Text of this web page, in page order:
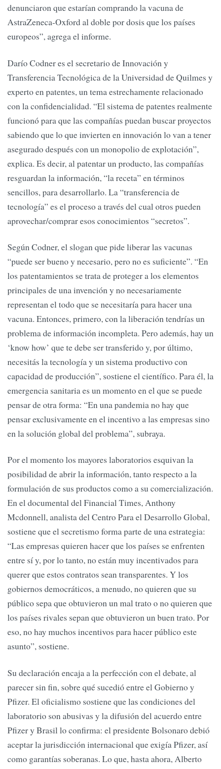
denunciaron que estarían comprando la vacuna de
AstraZeneca-Oxford al doble por dosis que los países
europeos”, agrega el informe.
Darío Codner es el secretario de Innovación y
Transferencia Tecnológica de la Universidad de Quilmes y
experto en patentes, un tema estrechamente relacionado
con la confidencialidad. “El sistema de patentes realmente
funcionó para que las compañías puedan buscar proyectos
sabiendo que lo que invierten en innovación lo van a tener
asegurado después con un monopolio de explotación”,
explica. Es decir, al patentar un producto, las compañías
resguardan la información, “la receta” en términos
sencillos, para desarrollarlo. La “transferencia de
tecnología” es el proceso a través del cual otros pueden
aprovechar/comprar esos conocimientos “secretos”.
Según Codner, el slogan que pide liberar las vacunas
“puede ser bueno y necesario, pero no es suficiente”. “En
los patentamientos se trata de proteger a los elementos
principales de una invención y no necesariamente
representan el todo que se necesitaría para hacer una
vacuna. Entonces, primero, con la liberación tendrías un
problema de información incompleta. Pero además, hay un
‘know how’ que te debe ser transferido y, por último,
necesitás la tecnología y un sistema productivo con
capacidad de producción”, sostiene el científico. Para él, la
emergencia sanitaria es un momento en el que se puede
pensar de otra forma: “En una pandemia no hay que
pensar exclusivamente en el incentivo a las empresas sino
en la solución global del problema”, subraya.
Por el momento los mayores laboratorios esquivan la
posibilidad de abrir la información, tanto respecto a la
formulación de sus productos como a su comercialización.
En el documental del Financial Times, Anthony
Mcdonnell, analista del Centro Para el Desarrollo Global,
sostiene que el secretismo forma parte de una estrategia:
“Las empresas quieren hacer que los países se enfrenten
entre sí y, por lo tanto, no están muy incentivados para
querer que estos contratos sean transparentes. Y los
gobiernos democráticos, a menudo, no quieren que su
público sepa que obtuvieron un mal trato o no quieren que
los países rivales sepan que obtuvieron un buen trato. Por
eso, no hay muchos incentivos para hacer público este
asunto”, sostiene.
Su declaración encaja a la perfección con el debate, al
parecer sin fin, sobre qué sucedió entre el Gobierno y
Pfizer. El oficialismo sostiene que las condiciones del
laboratorio son abusivas y la difusión del acuerdo entre
Pfizer y Brasil lo confirma: el presidente Bolsonaro debió
aceptar la jurisdicción internacional que exigía Pfizer, así
como garantías soberanas. Lo que, hasta ahora, Alberto